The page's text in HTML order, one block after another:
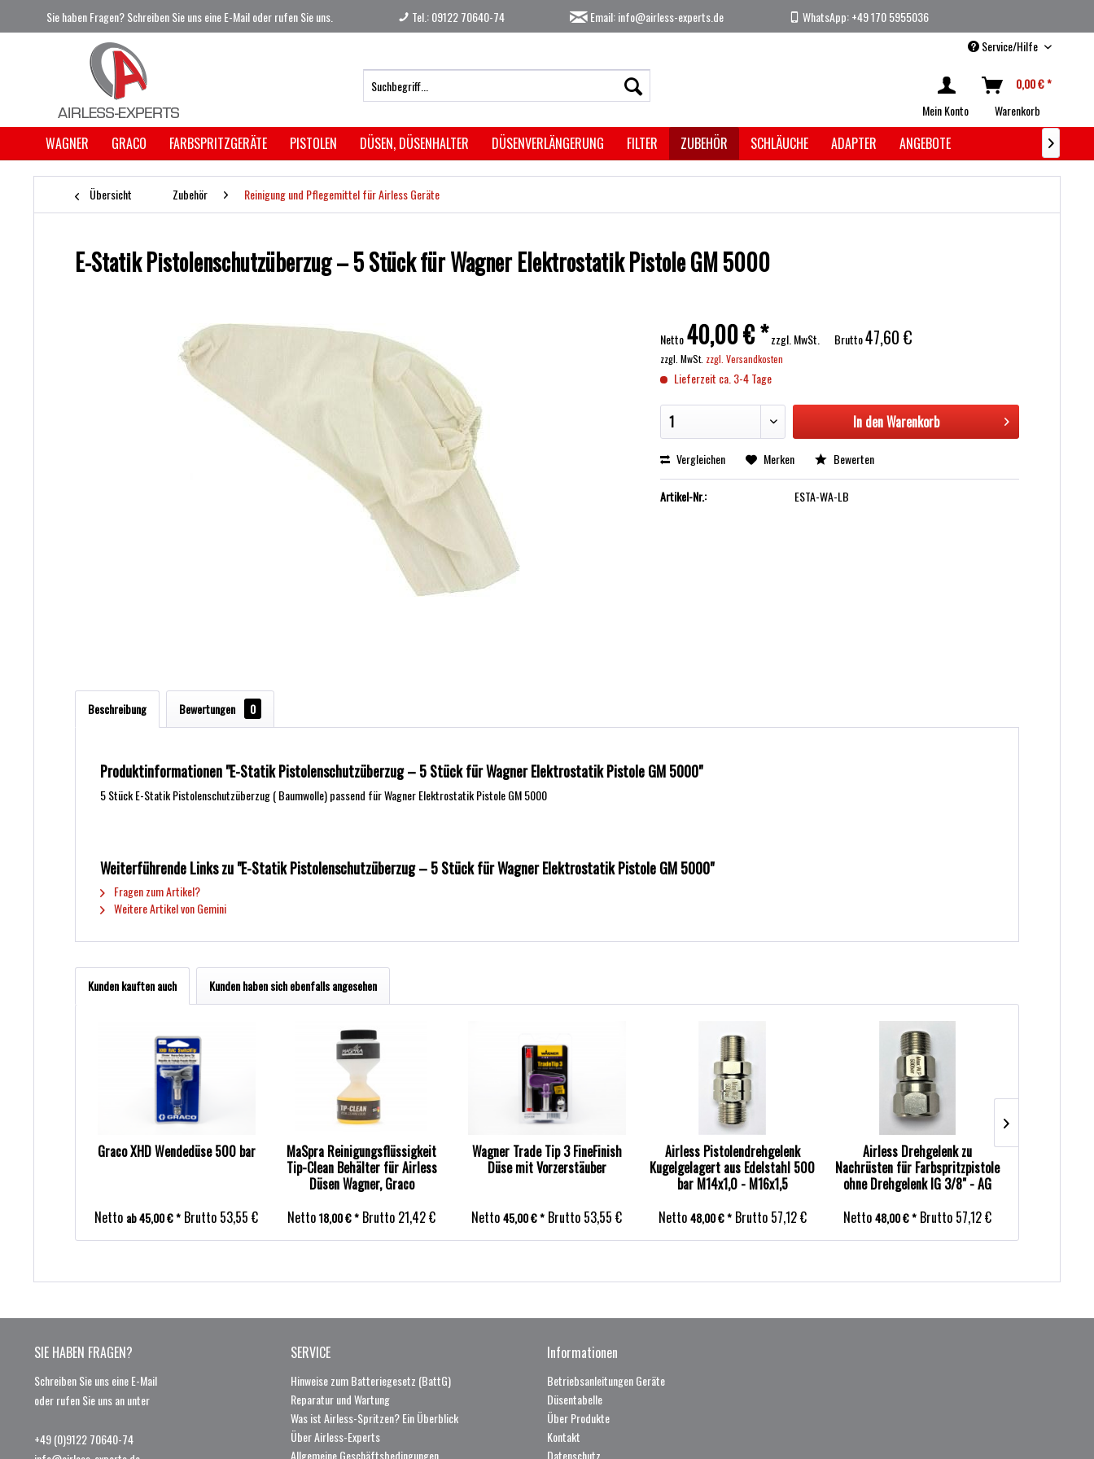
Sie haben Fragen? Schreiben Sie uns eine E-Mail oder rufen Sie uns. Tel.: 09122 70640-74 Email: info@airless-experts.de
WhatsApp: +49 170 5955036
Service/Hilfe
Mein Konto
0,00 € *
Warenkorb
WAGNER GRACO FARBSPRITZGERÄTE PISTOLEN DÜSEN, DÜSENHALTER DÜSENVERLÄNGERUNG FILTER ZUBEHÖR SCHLÄUCHE ADAPTER ANGEBOTE 
Übersicht Zubehör Reinigung und Pflegemittel für Airless Geräte
E-Statik Pistolenschutzüberzug – 5 Stück für Wagner Elektrostatik Pistole GM 5000
Netto40,00 € *zzgl. MwSt. Brutto47,60 €
zzgl. MwSt. zzgl. Versandkosten
Lieferzeit ca. 3-4 Tage
In denWarenkorb
Vergleichen Merken Bewerten
Artikel-Nr.: ESTA-WA-LB
Beschreibung Bewertungen 0
Produktinformationen "E-Statik Pistolenschutzüberzug – 5 Stück für Wagner Elektrostatik Pistole GM 5000"
5 Stück E-Statik Pistolenschutzüberzug ( Baumwolle) passend für Wagner Elektrostatik Pistole GM 5000
Weiterführende Links zu "E-Statik Pistolenschutzüberzug – 5 Stück für Wagner Elektrostatik Pistole GM 5000"
Fragen zum Artikel?
Weitere Artikel von Gemini
Kunden kauften auch Kunden haben sich ebenfalls angesehen
Graco XHD Wendedüse 500 bar
Netto ab 45,00 € * Brutto 53,55 €
MaSpra Reinigungsflüssigkeit
Tip-Clean Behälter für Airless
Düsen Wagner, Graco
Netto18,00 € * Brutto 21,42 €
Wagner Trade Tip 3 FineFinish
Düse mit Vorzerstäuber
Netto45,00 € * Brutto 53,55 €
Airless Pistolendrehgelenk
Kugelgelagert aus Edelstahl 500
bar M14x1,0 - M16x1,5
Netto48,00 € * Brutto 57,12 €
Airless Drehgelenk zu
Nachrüsten für Farbspritzpistole
ohne Drehgelenk IG 3/8" - AG
Netto48,00 € * Brutto 57,12 €
SIE HABEN FRAGEN?
Schreiben Sie uns eine E-Mail
oder rufen Sie uns an unter
+49 (0)9122 70640-74
SERVICE
Hinweise zum Batteriegesetz (BattG)
Reparatur und Wartung
Was ist Airless-Spritzen? Ein Überblick
Über Airless-Experts
Allgemeine Geschäftsbedingungen
Informationen
Betriebsanleitungen Geräte
Düsentabelle
Über Produkte
Kontakt
Datenschutz